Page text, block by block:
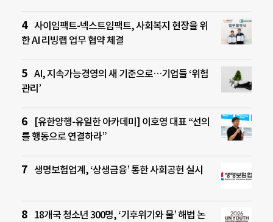
사이임팩트-넥스트임팩트, 사회복지 현장을 위
한 AI 리빙랩 업무 협약 체결
AI, 지속가능경영의 새 기준으로…기업들 ‘위험
관리’
[유한양행-유일한 아카데미] 이호영 대표 “선의
를 행동으로 연결하라”
생명보험업계, ‘상생금융’ 통한 사회공헌 실시
18개국 청소년 300명, ‘기후위기와 물’ 해법 논